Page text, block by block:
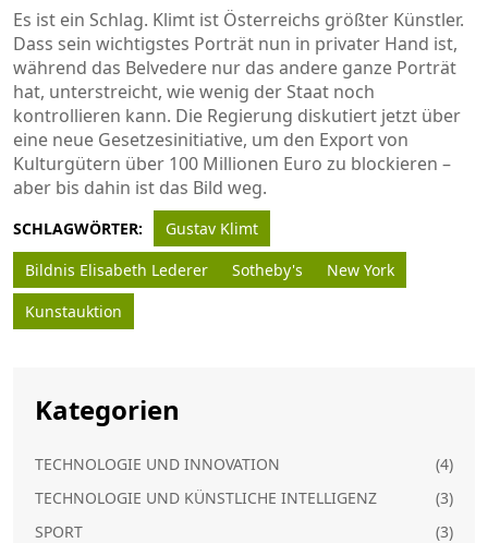
Es ist ein Schlag. Klimt ist Österreichs größter Künstler.
Dass sein wichtigstes Porträt nun in privater Hand ist,
während das Belvedere nur das andere ganze Porträt
hat, unterstreicht, wie wenig der Staat noch
kontrollieren kann. Die Regierung diskutiert jetzt über
eine neue Gesetzesinitiative, um den Export von
Kulturgütern über 100 Millionen Euro zu blockieren –
aber bis dahin ist das Bild weg.
SCHLAGWÖRTER:
Gustav Klimt
Bildnis Elisabeth Lederer
Sotheby's
New York
Kunstauktion
Kategorien
TECHNOLOGIE UND INNOVATION
(4)
TECHNOLOGIE UND KÜNSTLICHE INTELLIGENZ
(3)
SPORT
(3)